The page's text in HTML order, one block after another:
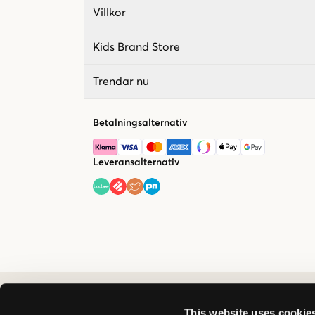
This website uses
Villkor
Kids Brand Store
Trendar nu
Betalningsalternativ
Leveransalternativ